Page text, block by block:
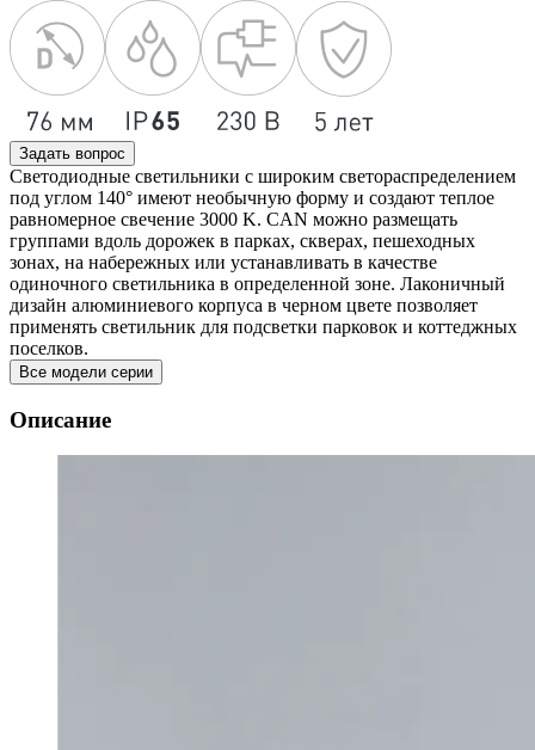
Задать вопрос
Светодиодные светильники с широким светораспределением
под углом 140° имеют необычную форму и создают теплое
равномерное свечение 3000 K. CAN можно размещать
группами вдоль дорожек в парках, скверах, пешеходных
зонах, на набережных или устанавливать в качестве
одиночного светильника в определенной зоне. Лаконичный
дизайн алюминиевого корпуса в черном цвете позволяет
применять светильник для подсветки парковок и коттеджных
поселков.
Все модели серии
Описание